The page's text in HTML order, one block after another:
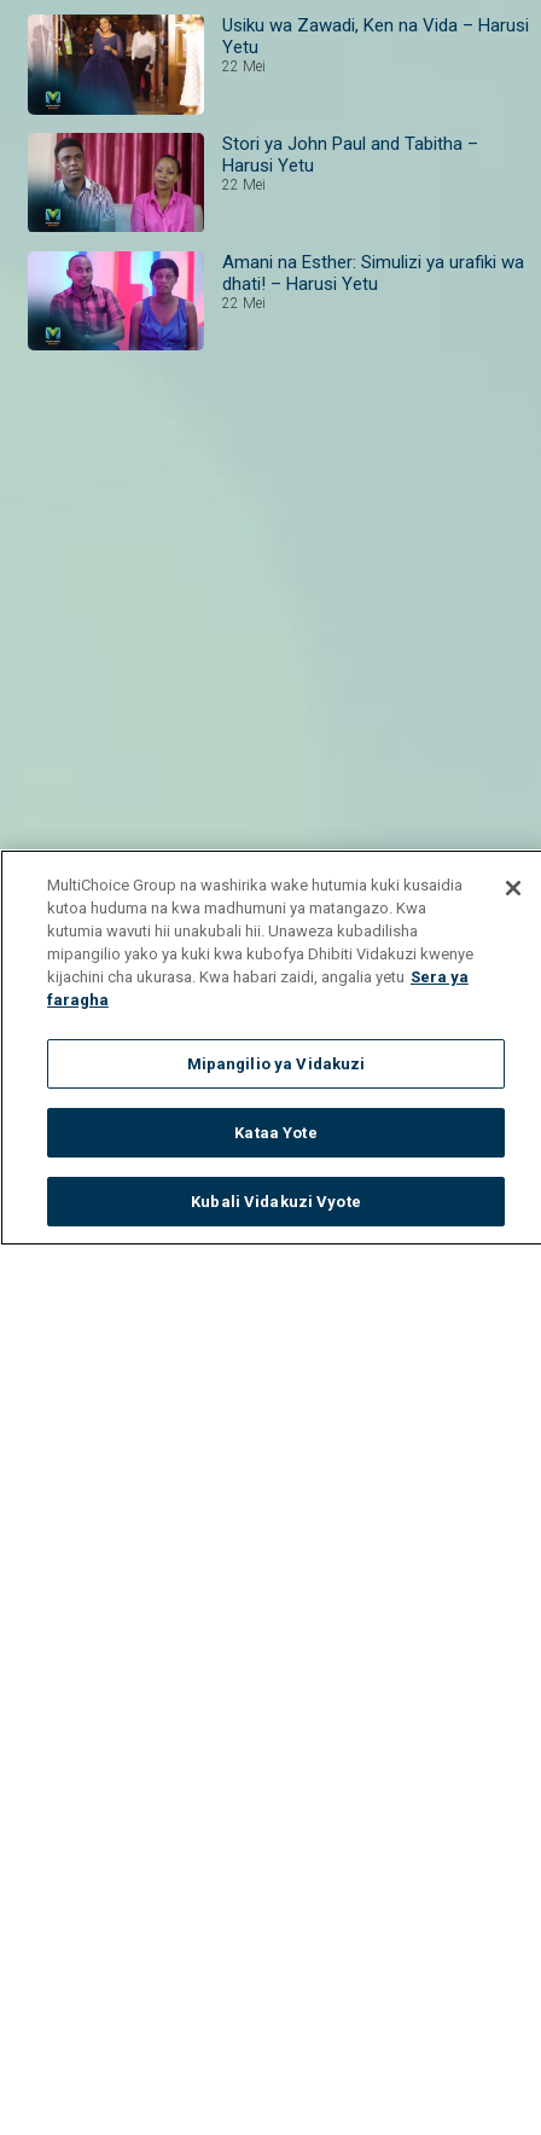
TV Guide
Usiku wa Zawadi, Ken na Vida – Harusi
Yetu
22 Mei
Stori ya John Paul and Tabitha –
Harusi Yetu
22 Mei
Amani na Esther: Simulizi ya urafiki wa
dhati! – Harusi Yetu
22 Mei
MultiChoice Group na washirika wake hutumia kuki kusaidia
kutoa huduma na kwa madhumuni ya matangazo. Kwa
kutumia wavuti hii unakubali hii. Unaweza kubadilisha
mipangilio yako ya kuki kwa kubofya Dhibiti Vidakuzi kwenye
kijachini cha ukurasa. Kwa habari zaidi, angalia yetu Sera ya
faragha
Mipangilio ya Vidakuzi
Kataa Yote
Kubali Vidakuzi Vyote